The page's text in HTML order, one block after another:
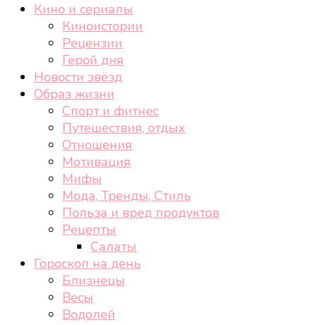
cheek-look.ru
Женский сайт о звездах и кино, а также трендах,
здоровом образе жизни, спорте, стиле, отдыхе и
Кино и сериалы
Киноистории
Рецензии
Герой дня
Новости звёзд
Образ жизни
Спорт и фитнес
Путешествия, отдых
Отношения
Мотивация
Мифы
Мода, Тренды, Стиль
Польза и вред продуктов
Рецепты
Салаты
Гороскоп на день
Близнецы
Весы
Водолей